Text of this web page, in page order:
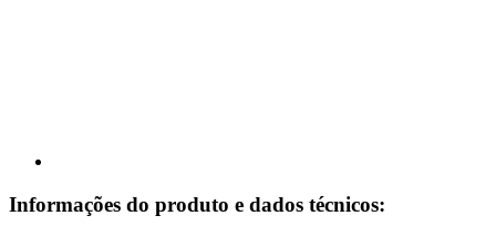
Informações do produto e dados técnicos: